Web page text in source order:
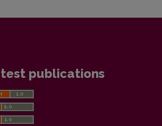
publications